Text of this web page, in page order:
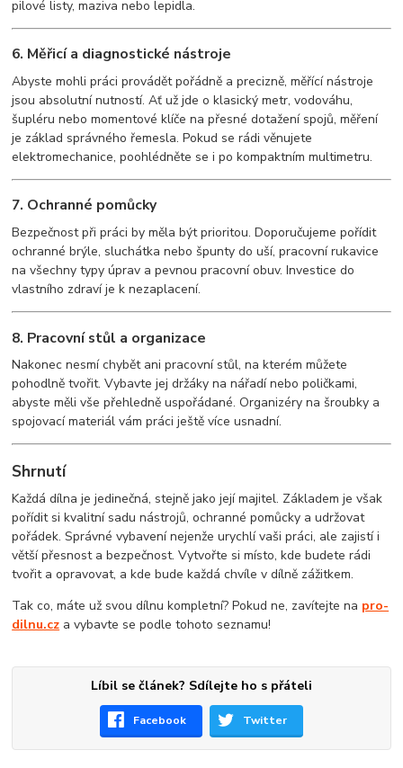
pilové listy, maziva nebo lepidla.
6. Měřicí a diagnostické nástroje
Abyste mohli práci provádět pořádně a precizně, měřící nástroje
jsou absolutní nutností. Ať už jde o klasický metr, vodováhu,
šupléru nebo momentové klíče na přesné dotažení spojů, měření
je základ správného řemesla. Pokud se rádi věnujete
elektromechanice, poohlédněte se i po kompaktním multimetru.
7. Ochranné pomůcky
Bezpečnost při práci by měla být prioritou. Doporučujeme pořídit
ochranné brýle, sluchátka nebo špunty do uší, pracovní rukavice
na všechny typy úprav a pevnou pracovní obuv. Investice do
vlastního zdraví je k nezaplacení.
8. Pracovní stůl a organizace
Nakonec nesmí chybět ani pracovní stůl, na kterém můžete
pohodlně tvořit. Vybavte jej držáky na nářadí nebo poličkami,
abyste měli vše přehledně uspořádané. Organizéry na šroubky a
spojovací materiál vám práci ještě více usnadní.
Shrnutí
Každá dílna je jedinečná, stejně jako její majitel. Základem je však
pořídit si kvalitní sadu nástrojů, ochranné pomůcky a udržovat
pořádek. Správné vybavení nejenže urychlí vaši práci, ale zajistí i
větší přesnost a bezpečnost. Vytvořte si místo, kde budete rádi
tvořit a opravovat, a kde bude každá chvíle v dílně zážitkem.
Tak co, máte už svou dílnu kompletní? Pokud ne, zavítejte na pro-
dilnu.cz a vybavte se podle tohoto seznamu!
Líbil se článek? Sdílejte ho s přáteli
Facebook Twitter